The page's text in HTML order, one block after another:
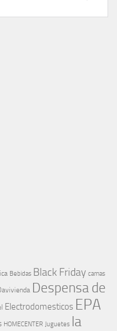
Bebidas Black Friday camas
Despensa de
Electrodomesticos EPA
HOMECENTER Juguetes la